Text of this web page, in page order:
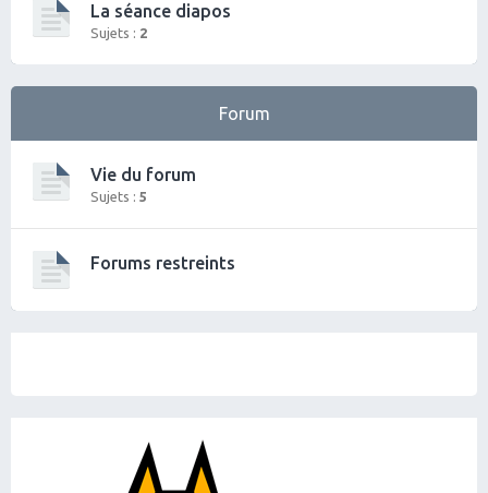
La séance diapos
Sujets : 2
Forum
Vie du forum
Sujets : 5
Forums restreints